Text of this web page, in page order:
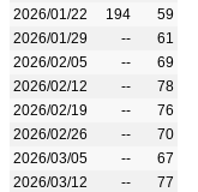
2026/01/22
194
59
2026/01/29
--
61
2026/02/05
--
69
2026/02/12
--
78
2026/02/19
--
76
2026/02/26
--
70
2026/03/05
--
67
2026/03/12
--
77